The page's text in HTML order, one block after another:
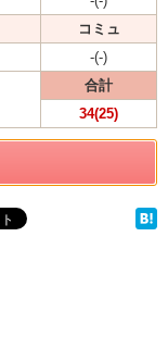
コミュ
-(-)
合計
34(25)